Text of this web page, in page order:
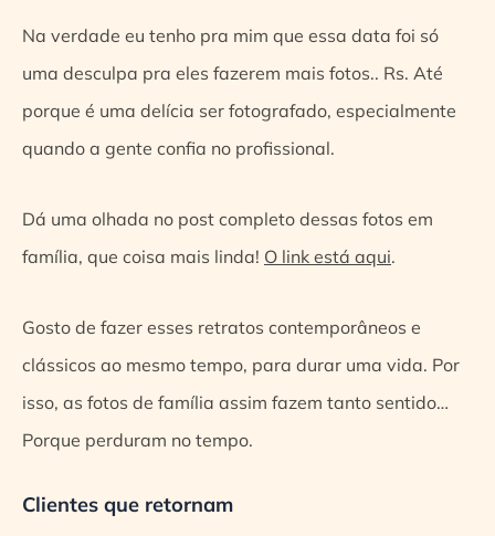
Na verdade eu tenho pra mim que essa data foi só
uma desculpa pra eles fazerem mais fotos.. Rs. Até
porque é uma delícia ser fotografado, especialmente
quando a gente confia no profissional.
Dá uma olhada no post completo dessas fotos em
família, que coisa mais linda! O link está aqui.
Gosto de fazer esses retratos contemporâneos e
clássicos ao mesmo tempo, para durar uma vida. Por
isso, as fotos de família assim fazem tanto sentido…
Porque perduram no tempo.
Clientes que retornam